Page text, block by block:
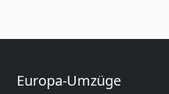
Europa-Umzüge